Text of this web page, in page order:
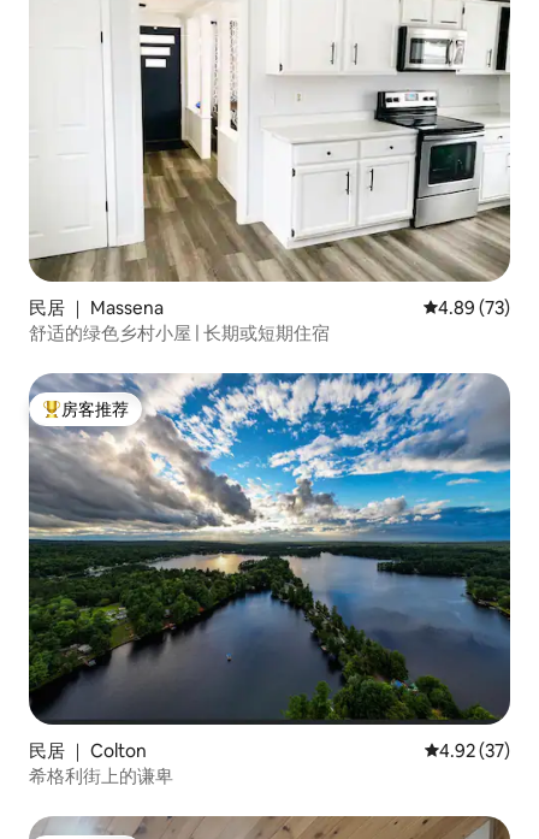
民居 ｜ Massena 平均评分
4.89 (73)
舒适的绿色乡村小屋 | 长期或短期住宿
热门「房客推荐」
房客推荐
民居 ｜ Colton 平均评分
4.92 (37)
希格利街上的谦卑